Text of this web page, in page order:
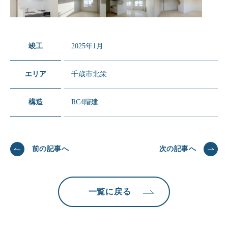
竣工 2025年1月
エリア 千歳市北栄
構造 RC4階建
前の記事へ
一覧に戻る
次の記事へ